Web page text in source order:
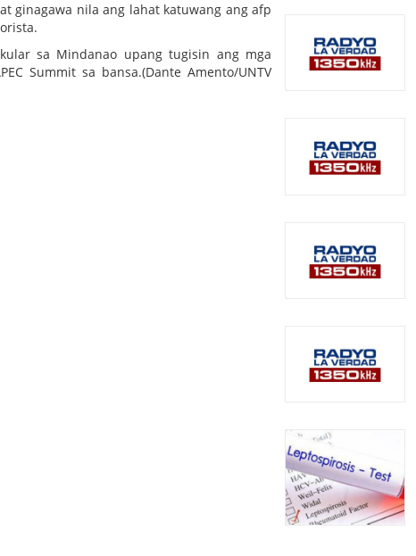
ginagawa nila ang lahat katuwang ang afp
sa Mindanao upang tugisin ang mga
Summit sa bansa.(Dante Amento/UNTV